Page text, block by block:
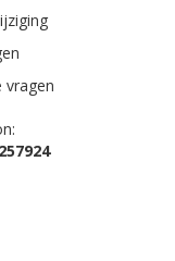
vragen